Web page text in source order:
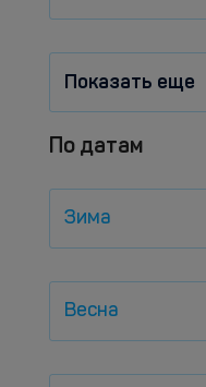
Показать еще
По датам
Зима
Весна